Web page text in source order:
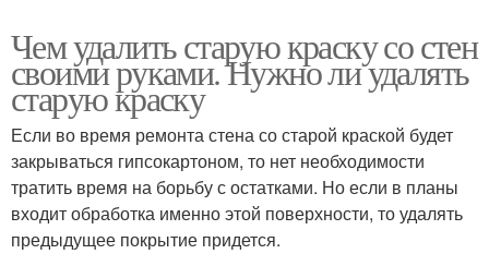
Чем удалить старую краску со стен
своими руками. Нужно ли удалять
старую краску
Если во время ремонта стена со старой краской будет
закрываться гипсокартоном, то нет необходимости
тратить время на борьбу с остатками. Но если в планы
входит обработка именно этой поверхности, то удалять
предыдущее покрытие придется.